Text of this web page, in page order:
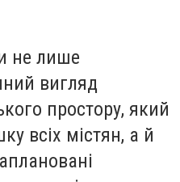
не лише
вигляд
простору, який
всіх містян, а й